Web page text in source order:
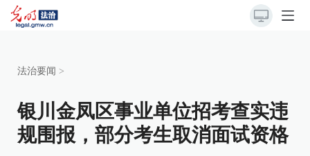
法治要闻 >
银川金凤区事业单位招考查实违
规围报，部分考生取消面试资格